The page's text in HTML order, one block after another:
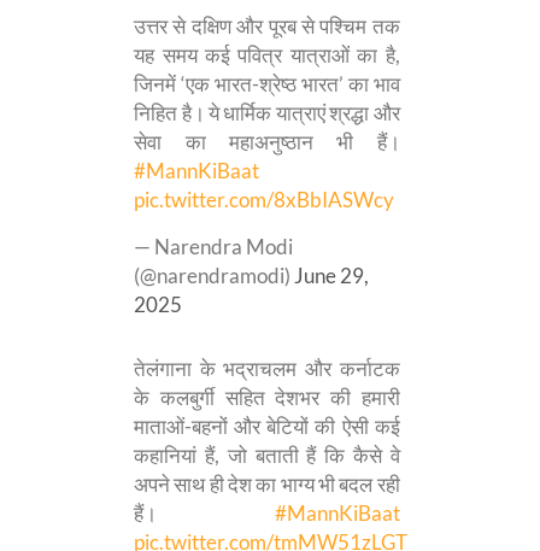
उत्तर से दक्षिण और पूरब से पश्चिम तक
यह समय कई पवित्र यात्राओं का है,
जिनमें ‘एक भारत-श्रेष्ठ भारत’ का भाव
निहित है। ये धार्मिक यात्राएं श्रद्धा और
सेवा का महाअनुष्ठान भी हैं।
#MannKiBaat
pic.twitter.com/8xBbIASWcy
— Narendra Modi
(@narendramodi) June 29,
2025
तेलंगाना के भद्राचलम और कर्नाटक
के कलबुर्गी सहित देशभर की हमारी
माताओं-बहनों और बेटियों की ऐसी कई
कहानियां हैं, जो बताती हैं कि कैसे वे
अपने साथ ही देश का भाग्य भी बदल रही
हैं। #MannKiBaat
pic.twitter.com/tmMW51zLGT